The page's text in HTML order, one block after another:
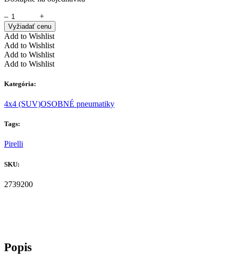
–
+
Vyžiadať cenu
Add to Wishlist
Add to Wishlist
Add to Wishlist
Add to Wishlist
Kategória:
4x4 (SUV)OSOBNÉ pneumatiky
Tags:
Pirelli
SKU:
2739200